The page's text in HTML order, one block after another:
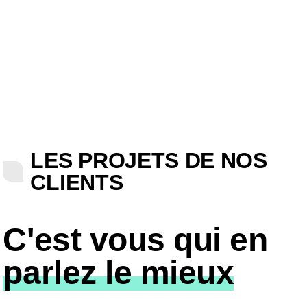
LES PROJETS DE NOS
CLIENTS
C'est vous qui en
parlez le mieux